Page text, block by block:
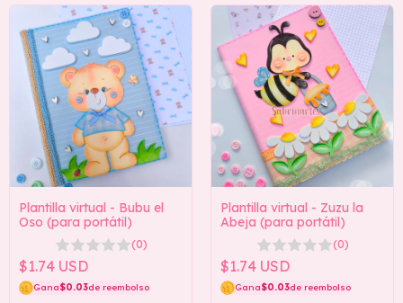
Plantilla virtual - Bubu el
Oso (para portátil)
(0)
$1.74 USD
Gana$0.03de reembolso
Plantilla virtual - Zuzu la
Abeja (para portátil)
(0)
$1.74 USD
Gana$0.03de reembolso